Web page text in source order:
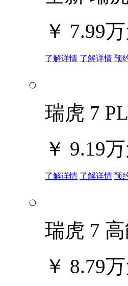
￥ 7.99
了解详情 了解详情 预
瑞虎 7
￥ 9.19
了解详情 了解详情 预
瑞虎 7
￥ 8.79